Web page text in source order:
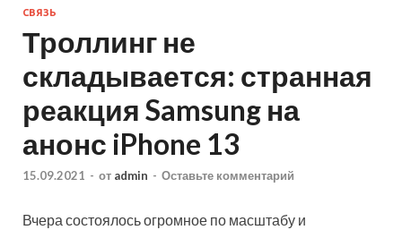
СВЯЗЬ
Троллинг не
складывается: странная
реакция Samsung на
анонс iPhone 13
15.09.2021 - от admin - Оставьте комментарий
Вчера состоялось огромное по масштабу и